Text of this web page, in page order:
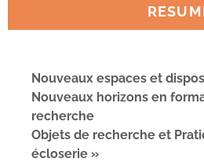
Nouveaux espaces et
Nouveaux horizons en
recherche
Objets de recherche et
écloserie »